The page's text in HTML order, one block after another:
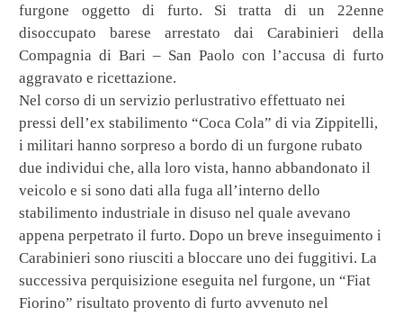
furgone oggetto di furto. Si tratta di un 22enne
disoccupato barese arrestato dai Carabinieri della
Compagnia di Bari – San Paolo con l’accusa di furto
aggravato e ricettazione.
Nel corso di un servizio perlustrativo effettuato nei
pressi dell’ex stabilimento “Coca Cola” di via Zippitelli,
i militari hanno sorpreso a bordo di un furgone rubato
due individui che, alla loro vista, hanno abbandonato il
veicolo e si sono dati alla fuga all’interno dello
stabilimento industriale in disuso nel quale avevano
appena perpetrato il furto. Dopo un breve inseguimento i
Carabinieri sono riusciti a bloccare uno dei fuggitivi. La
successiva perquisizione eseguita nel furgone, un “Fiat
Fiorino” risultato provento di furto avvenuto nel